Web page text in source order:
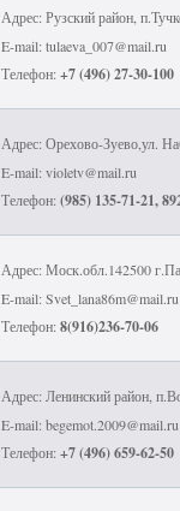
Адрес: Рузский район,
E-mail: tulaeva_007@mail.ru
Телефон:+7 (496) 27-30-100
Адрес: Орехово-Зуево,ул.
E-mail: violetv@mail.ru
Телефон: (985) 135-71-21,
Адрес: Моск.обл.142500
E-mail: Svet_lana86m@mail.ru
Телефон:8(916)236-70-06
Адрес: Ленинский район,
E-mail: begemot.2009@mail.ru
Телефон: +7 (496) 659-62-50